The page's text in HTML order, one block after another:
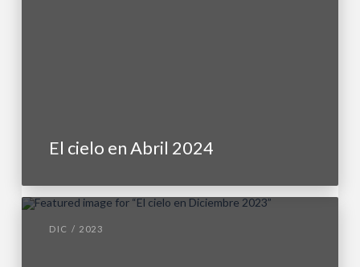
El cielo en Abril 2024
DIC / 2023